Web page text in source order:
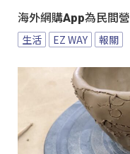
海外網購App為民間
生活 EZ WAY 報關